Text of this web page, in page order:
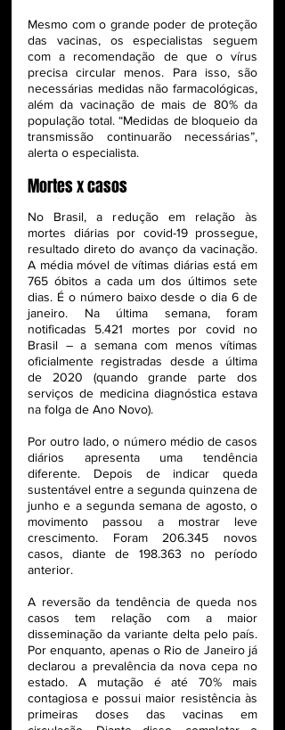
Mesmo com o grande poder de proteção
das vacinas, os especialistas seguem
com a recomendação de que o vírus
precisa circular menos. Para isso, são
necessárias medidas não farmacológicas,
além da vacinação de mais de 80% da
população total. “Medidas de bloqueio da
transmissão continuarão necessárias”,
alerta o especialista.
Mortes x casos
No Brasil, a redução em relação às
mortes diárias por covid-19 prossegue,
resultado direto do avanço da vacinação.
A média móvel de vítimas diárias está em
765 óbitos a cada um dos últimos sete
dias. É o número baixo desde o dia 6 de
janeiro. Na última semana, foram
notificadas 5.421 mortes por covid no
Brasil – a semana com menos vítimas
oficialmente registradas desde a última
de 2020 (quando grande parte dos
serviços de medicina diagnóstica estava
na folga de Ano Novo).
Por outro lado, o número médio de casos
diários apresenta uma tendência
diferente. Depois de indicar queda
sustentável entre a segunda quinzena de
junho e a segunda semana de agosto, o
movimento passou a mostrar leve
crescimento. Foram 206.345 novos
casos, diante de 198.363 no período
anterior.
A reversão da tendência de queda nos
casos tem relação com a maior
disseminação da variante delta pelo país.
Por enquanto, apenas o Rio de Janeiro já
declarou a prevalência da nova cepa no
estado. A mutação é até 70% mais
contagiosa e possui maior resistência às
primeiras doses das vacinas em